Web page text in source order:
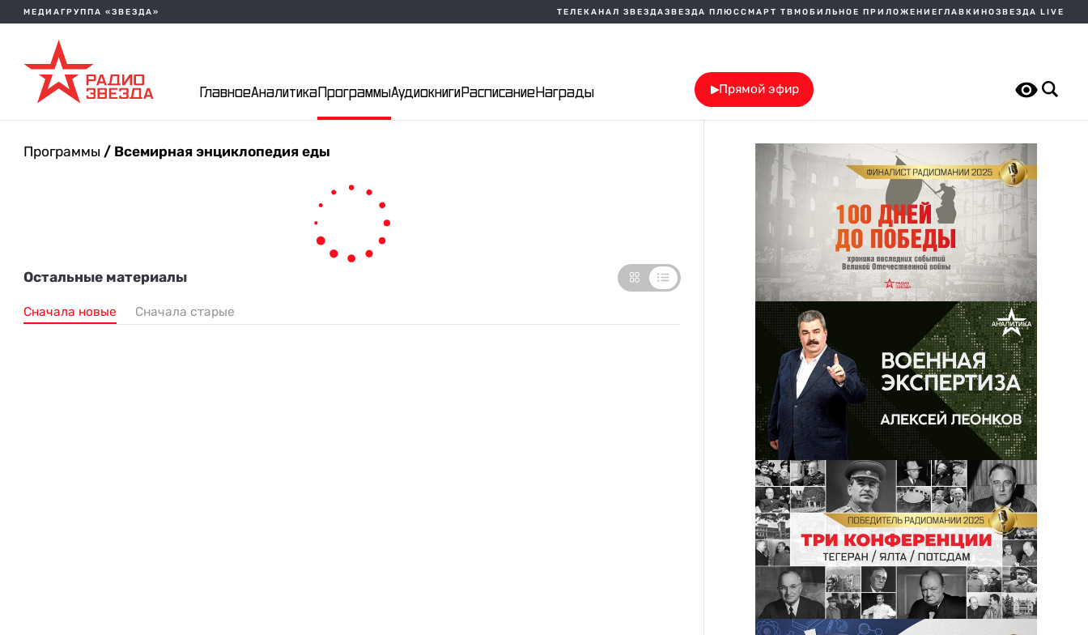
МЕДИАГРУППА «ЗВЕЗДА» ТЕЛЕКАНАЛ ЗВЕЗДАЗВЕЗДА ПЛЮССМАРТ ТВМОБИЛЬНОЕ ПРИЛОЖЕНИЕГЛАВКИНОЗВЕЗДА LIVE
ГлавноеАналитикаПрограммыАудиокнигиРасписаниеНаграды Прямой эфир
Программы / Всемирная энциклопедия еды
Остальные материалы
Сначала новые Сначала старые